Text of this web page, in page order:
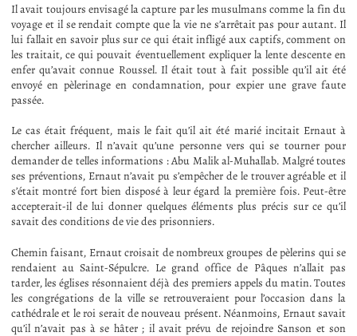
Il avait toujours envisagé la capture par les musulmans comme la fin du
voyage et il se rendait compte que la vie ne s’arrêtait pas pour autant. Il
lui fallait en savoir plus sur ce qui était infligé aux captifs, comment on
les traitait, ce qui pouvait éventuellement expliquer la lente descente en
enfer qu’avait connue Roussel. Il était tout à fait possible qu’il ait été
envoyé en pèlerinage en condamnation, pour expier une grave faute
passée.
Le cas était fréquent, mais le fait qu’il ait été marié incitait Ernaut à
chercher ailleurs. Il n’avait qu’une personne vers qui se tourner pour
demander de telles informations : Abu Malik al-Muhallab. Malgré toutes
ses préventions, Ernaut n’avait pu s’empêcher de le trouver agréable et il
s’était montré fort bien disposé à leur égard la première fois. Peut-être
accepterait-il de lui donner quelques éléments plus précis sur ce qu’il
savait des conditions de vie des prisonniers.
Chemin faisant, Ernaut croisait de nombreux groupes de pèlerins qui se
rendaient au Saint-Sépulcre. Le grand office de Pâques n’allait pas
tarder, les églises résonnaient déjà des premiers appels du matin. Toutes
les congrégations de la ville se retrouveraient pour l’occasion dans la
cathédrale et le roi serait de nouveau présent. Néanmoins, Ernaut savait
qu’il n’avait pas à se hâter ; il avait prévu de rejoindre Sanson et son